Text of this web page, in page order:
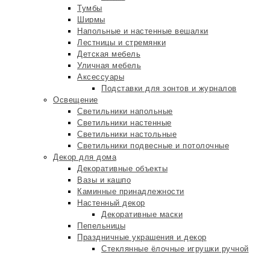
Тумбы
Ширмы
Напольные и настенные вешалки
Лестницы и стремянки
Детская мебель
Уличная мебель
Аксессуары
Подставки для зонтов и журналов
Освещение
Светильники напольные
Светильники настенные
Светильники настольные
Светильники подвесные и потолочные
Декор для дома
Декоративные объекты
Вазы и кашпо
Каминные принадлежности
Настенный декор
Декоративные маски
Пепельницы
Праздничные украшения и декор
Стеклянные ёлочные игрушки ручной